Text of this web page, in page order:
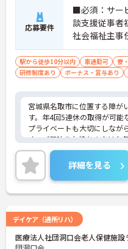
応募要件
■必須：サー
談支援従事者
社会福祉主事
（旧ヘルパー
業務経験
駅から徒歩10分以内 車通勤可 寮
研修制度あり
ボーナス・賞与あり
宮城県名取市に位置する障が
す。年4回5連休の取得が可能
プライベートも大切にしなが
す。ご興味をお持ちの方はお
ださい。
詳細を見る
デイケア（通所リハ）
医療法人社団洞口会老人保健施